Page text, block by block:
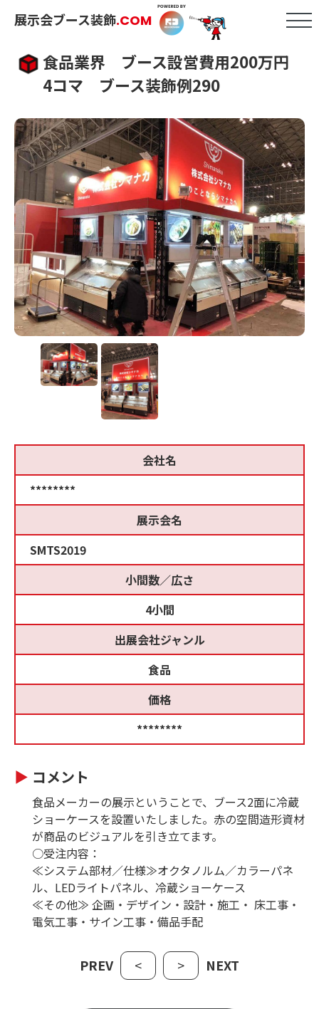
展示会ブース装飾.COM
食品業界 ブース設営費用200万円
4コマ ブース装飾例290
会社名
********
展示会名
SMTS2019
小間数／広さ
4小間
出展会社ジャンル
食品
価格
********
コメント
食品メーカーの展示ということで、ブース2面に冷蔵
ショーケースを設置いたしました。赤の空間造形資材
が商品のビジュアルを引き立てます。
○受注内容：
≪システム部材／仕様≫オクタノルム／カラーパネ
ル、LEDライトパネル、冷蔵ショーケース
≪その他≫ 企画・デザイン・設計・施工・ 床工事・
電気工事・サイン工事・備品手配
PREV < > NEXT